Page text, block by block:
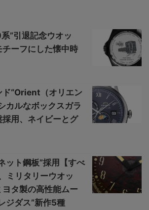
”引退記念ウオッ
ーフにした懐中時
ド“Orient（オリエン
カルなボックスガラ
用、ネイビーとグ
ット鋼板”採用【すべ
ミリタリーウオッ
タ製の高性能ムー
ジダス”新作5種